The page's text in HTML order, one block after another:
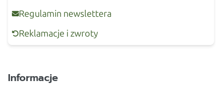
Regulamin newslettera
Reklamacje i zwroty
Informacje